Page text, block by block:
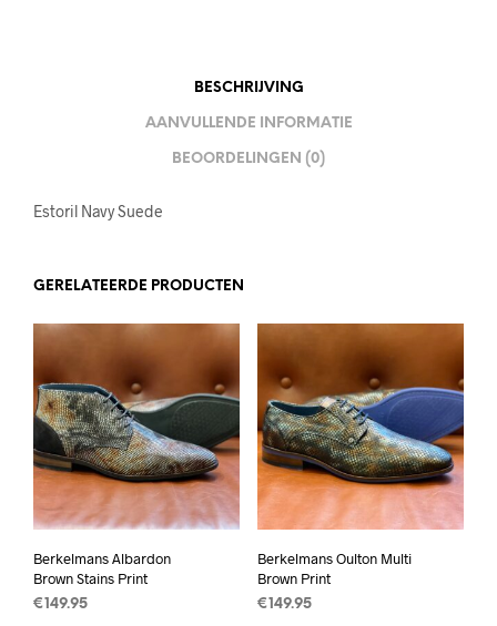
BESCHRIJVING
AANVULLENDE INFORMATIE
BEOORDELINGEN (0)
Estoril Navy Suede
GERELATEERDE PRODUCTEN
Berkelmans Albardon
Brown Stains Print
€ 149.95
Berkelmans Oulton Multi
Brown Print
€ 149.95